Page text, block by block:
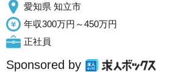
愛知県 知立市
年収300万円～450万円
正社員
Sponsored by